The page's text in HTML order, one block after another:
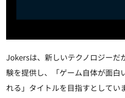
Jokersは、新しいテクノロジーだ
験を提供し、「ゲーム自体が面白
れる」タイトルを目指すとしてい